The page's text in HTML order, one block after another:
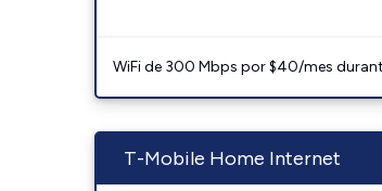
WiFi de 300 Mbps por $40/mes
T-Mobile Home Internet